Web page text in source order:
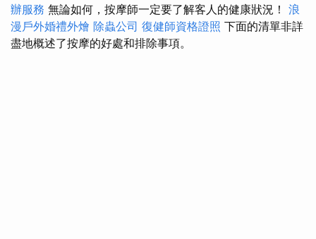
辦服務 無論如何，按摩師一定要了解客人的健康狀況！ 浪
漫戶外婚禮外燴 除蟲公司 復健師資格證照 下面的清單非詳
盡地概述了按摩的好處和排除事項。